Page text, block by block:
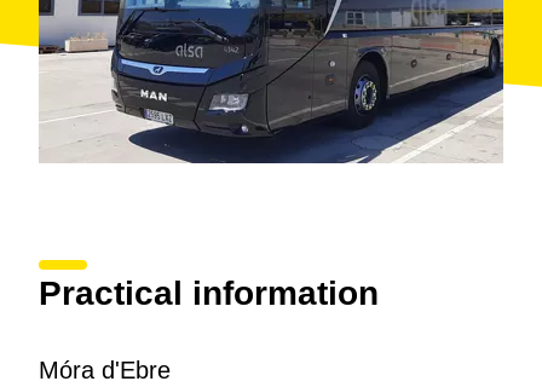
Practical information
Móra d'Ebre